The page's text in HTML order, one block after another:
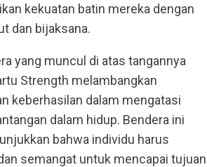
kekuatan batin mereka dengan
dan bijaksana.
yang muncul di atas tangannya
Strength melambangkan
keberhasilan dalam mengatasi
dalam hidup. Bendera ini
bahwa individu harus
semangat untuk mencapai tujuan